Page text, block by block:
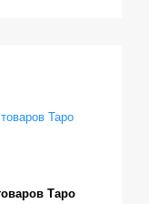
Таро